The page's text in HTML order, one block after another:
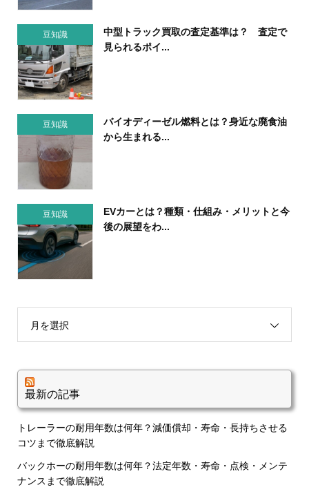
豆知識
中型トラック買取の査定基準は？ 査定で
見られるポイ...
豆知識
バイオディーゼル燃料とは？身近な廃食油
から生まれる...
豆知識
EVカーとは？種類・仕組み・メリットと今
後の展望をわ...
月を選択
最新の記事
トレーラーの耐用年数は何年？減価償却・寿命・長持ちさせる
コツまで徹底解説
バックホーの耐用年数は何年？法定年数・寿命・点検・メンテ
ナンスまで徹底解説